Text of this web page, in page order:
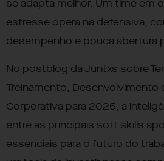
se adapta melhor. Um time em
estresse opera na defensiva,
desempenho e pouca abertura
No postblog da Juntxs sobre
Treinamento, Desenvolvimento
Corporativa para 2025 , a
entre as principais soft skills
essenciais para o futuro do